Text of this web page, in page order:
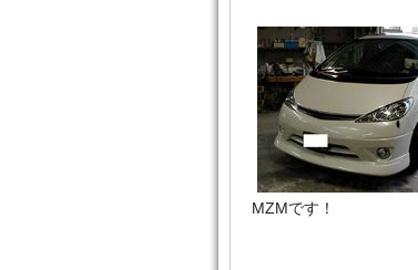
MZMです！